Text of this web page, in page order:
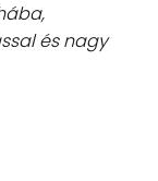
és nagy